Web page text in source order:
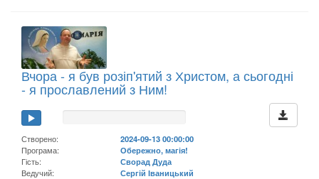
Вчора - я був розіп'ятий з Христом, а сьогодні
- я прославлений з Ним!
Створено:
2024-09-13 00:00:00
Програма:
Обережно, магія!
Гість:
Сворад Дуда
Ведучий:
Сергій Іваницький